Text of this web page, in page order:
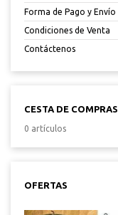
Forma de Pago y Envío
Condiciones de Venta
Contáctenos
CESTA DE COMPRAS
0 artículos
OFERTAS